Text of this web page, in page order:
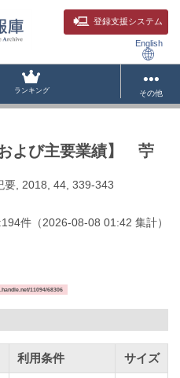
登録支援システム
English
ランキング その他
および主要業績】 苧
要, 2018, 44, 339-343
194件 （2026-08-08 01:42 集計）
11094/68306
利用条件 サイズ